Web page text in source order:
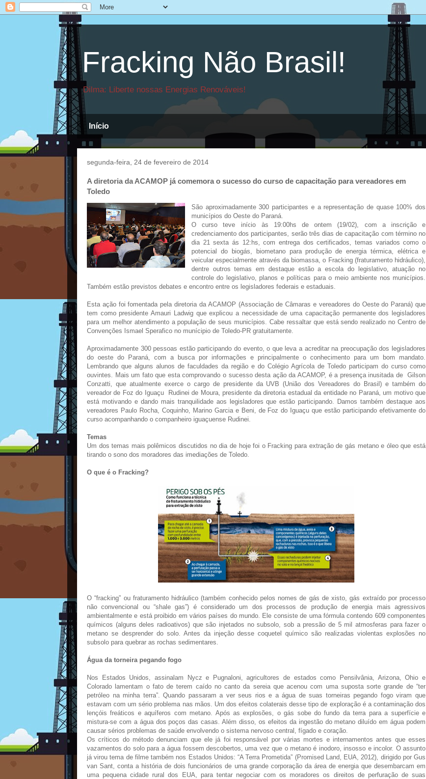
Fracking Não Brasil!
Dilma: Liberte nossas Energias Renováveis!
Início
segunda-feira, 24 de fevereiro de 2014
A diretoria da ACAMOP já comemora o sucesso do curso de capacitação para vereadores em
Toledo
São aproximadamente 300 participantes e a representação de quase 100% dos
municípios do Oeste do Paraná.
O curso teve início às 19:00hs de ontem (19/02), com a inscrição e
credenciamento dos participantes, serão três dias de capacitação com término no
dia 21 sexta ás 12:hs, com entrega dos certificados, temas variados como o
potencial do biogás, biometano para produção de energia térmica, elétrica e
veicular especialmente através da biomassa, o Fracking (fraturamento hidráulico),
dentre outros temas em destaque estão a escola do legislativo, atuação no
controle do legislativo, planos e políticas para o meio ambiente nos municípios.
Também estão previstos debates e encontro entre os legisladores federais e estaduais.
Esta ação foi fomentada pela diretoria da ACAMOP (Associação de Câmaras e vereadores do Oeste do Paraná) que
tem como presidente Amauri Ladwig que explicou a necessidade de uma capacitação permanente dos legisladores
para um melhor atendimento a população de seus municípios. Cabe ressaltar que está sendo realizado no Centro de
Convenções Ismael Sperafico no munícipio de Toledo-PR gratuitamente.
Aproximadamente 300 pessoas estão participando do evento, o que leva a acreditar na preocupação dos legisladores
do oeste do Paraná, com a busca por informações e principalmente o conhecimento para um bom mandato.
Lembrando que alguns alunos de faculdades da região e do Colégio Agrícola de Toledo participam do curso como
ouvintes. Mais um fato que esta comprovando o sucesso desta ação da ACAMOP, é a presença inusitada de Gilson
Conzatti, que atualmente exerce o cargo de presidente da UVB (União dos Vereadores do Brasil) e também do
vereador de Foz do Iguaçu Rudinei de Moura, presidente da diretoria estadual da entidade no Paraná, um motivo que
está motivando e dando mais tranquilidade aos legisladores que estão participando. Damos também destaque aos
vereadores Paulo Rocha, Coquinho, Marino Garcia e Beni, de Foz do Iguaçu que estão participando efetivamente do
curso acompanhando o companheiro iguaçuense Rudinei.
Temas
Um dos temas mais polêmicos discutidos no dia de hoje foi o Fracking para extração de gás metano e óleo que está
tirando o sono dos moradores das imediações de Toledo.
O que é o Fracking?
O “fracking” ou fraturamento hidráulico (também conhecido pelos nomes de gás de xisto, gás extraído por processo
não convencional ou “shale gas”) é considerado um dos processos de produção de energia mais agressivos
ambientalmente e está proibido em vários países do mundo. Ele consiste de uma fórmula contendo 609 componentes
químicos (alguns deles radioativos) que são injetados no subsolo, sob a pressão de 5 mil atmosferas para fazer o
metano se desprender do solo. Antes da injeção desse coquetel químico são realizadas violentas explosões no
subsolo para quebrar as rochas sedimentares.
Água da torneira pegando fogo
Nos Estados Unidos, assinalam Nycz e Pugnaloni, agricultores de estados como Pensilvânia, Arizona, Ohio e
Colorado lamentam o fato de terem caído no canto da sereia que acenou com uma suposta sorte grande de “ter
petróleo na minha terra”. Quando passaram a ver seus rios e a água de suas torneiras pegando fogo viram que
estavam com um sério problema nas mãos. Um dos efeitos colaterais desse tipo de exploração é a contaminação dos
lençóis freáticos e aquíferos com metano. Após as explosões, o gás sobe do fundo da terra para a superfície e
mistura-se com a água dos poços das casas. Além disso, os efeitos da ingestão do metano diluído em água podem
causar sérios problemas de saúde envolvendo o sistema nervoso central, fígado e coração.
Os críticos do método denunciam que ele já foi responsável por várias mortes e internamentos antes que esses
vazamentos do solo para a água fossem descobertos, uma vez que o metano é inodoro, insosso e incolor. O assunto
já virou tema de filme também nos Estados Unidos: “A Terra Prometida” (Promised Land, EUA, 2012), dirigido por Gus
van Sant, conta a história de dois funcionários de uma grande corporação da área de energia que desembarcam em
uma pequena cidade rural dos EUA, para tentar negociar com os moradores os direitos de perfuração de suas